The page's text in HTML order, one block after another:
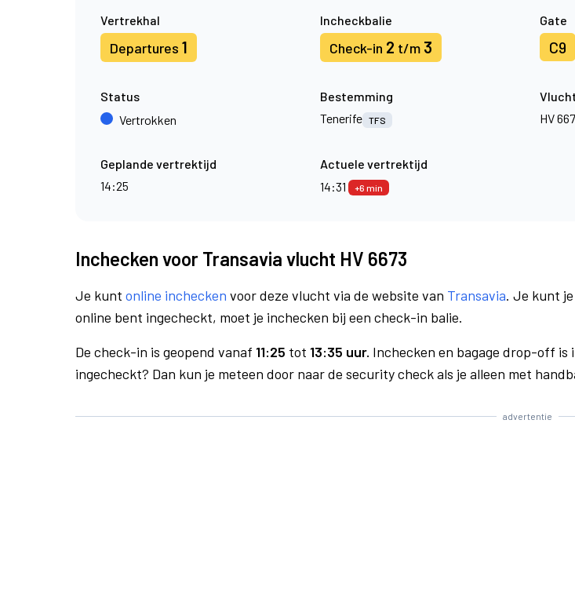
Vertrekhal
Departures 1
Incheckbalie
Check-in 2 t/m 3
Gate
C9
Status
Vertrokken
Bestemming
Tenerife TFS
HV
Geplande vertrektijd
14:25
Actuele vertrektijd
14:31
+6 min
Inchecken voor Transavia vlucht HV 6673
Je kunt online inchecken voor deze vlucht via de website van Transavia. Je kunt
online bent ingecheckt, moet je inchecken bij een check-in balie.
De check-in is geopend vanaf 11:25 tot 13:35 uur. Inchecken en bagage drop-off is
ingecheckt? Dan kun je meteen door naar de security check als je alleen met
advertentie